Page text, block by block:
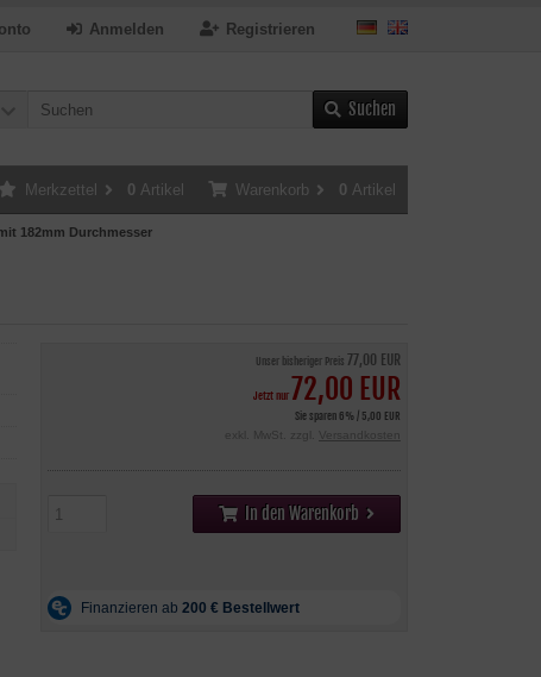
Registrieren
Anmelden
Suchen
Warenkorb 0 Artikel
Merkzettel 0 Artikel
182mm Durchmesser
Unser bisheriger Preis 77,00 EUR
Jetzt nur72,00 EUR
Sie sparen 6% / 5,00 EUR
exkl. MwSt. zzgl.
Versandkosten
In den Warenkorb